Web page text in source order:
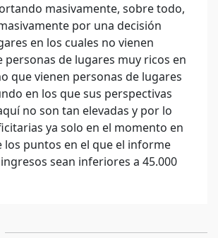
masivamente, sobre todo,
por una decisión
en los cuales no vienen
personas de lugares muy ricos en
que vienen personas de lugares
en los que sus perspectivas
no son tan elevadas y por lo
ya solo en el momento en
los puntos en el que el informe
sean inferiores a 45.000